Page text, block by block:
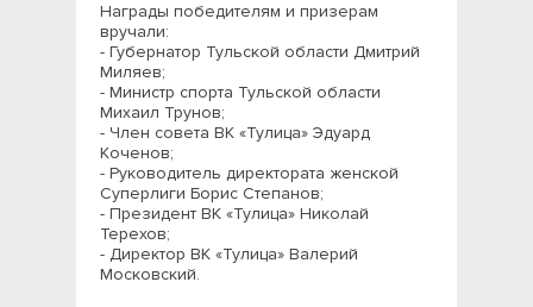
Награды победителям и призерам
вручали:
- Губернатор Тульской области Дмитрий
Миляев;
- Министр спорта Тульской области
Михаил Трунов;
- Член совета ВК «Тулица» Эдуард
Коченов;
- Руководитель директората женской
Суперлиги Борис Степанов;
- Президент ВК «Тулица» Николай
Терехов;
- Директор ВК «Тулица» Валерий
Московский.